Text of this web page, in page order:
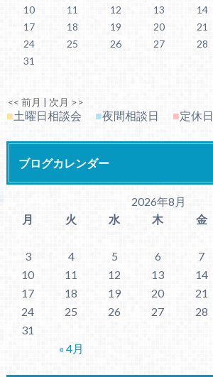
<< 前月 | 次月 >>
10
11 12 13 14
17
18 19 20 21
24
25 26 27 28
31
■土曜日相談会 ■夜間相談日 ■定休日
ブログカレンダー
2026年8月
月
火 水 木 金
« 4月
3
4 5 6 7
10
11 12 13 14
17
18 19 20 21
24
25 26 27 28
31